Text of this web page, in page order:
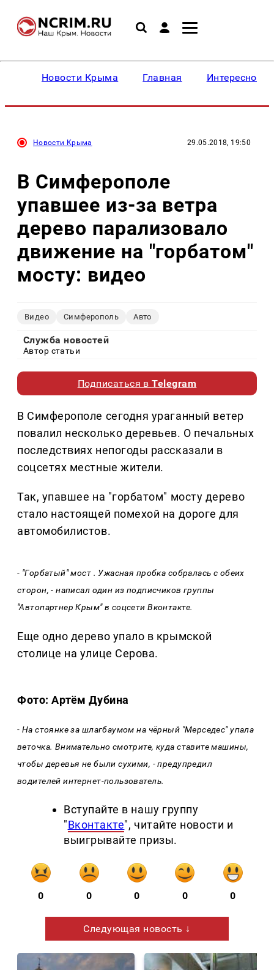
Новости Крыма Главная Интересное
Новости Крыма 29.05.2018, 19:50
В Симферополе
упавшее из-за ветра
дерево парализовало
движение на "горбатом"
мосту: видео
Видео Симферополь Авто
Служба новостей
Автор статьи
Подписаться вTelegram
В Симферополе сегодня ураганный ветер
повалил несколько деревьев. О печальных
последствиях непогоды рассказали в
соцсетях местные жители.
Так, упавшее на "горбатом" мосту дерево
стало настоящей помехой на дороге для
автомобилистов.
- "Горбатый" мост . Ужасная пробка собралась с обеих
сторон, - написал один из подписчиков группы
"Автопартнер Крым" в соцсети Вконтакте.
Еще одно дерево упало в крымской
столице на улице Серова.
Фото: Артём Дубина
- На стоянке за шлагбаумом на чёрный "Мерседес" упала
веточка. Внимательно смотрите, куда ставите машины,
чтобы деревья не были сухими, - предупредил
водителей интернет-пользователь.
Вступайте в нашу группу
"Вконтакте", читайте новости и
выигрывайте призы.
0 0 0 0 0
Следующая новость ↓